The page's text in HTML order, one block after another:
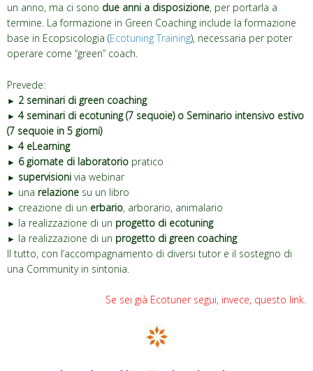
un anno, ma ci sono due anni a disposizione, per portarla a
termine. La formazione in Green Coaching include la formazione
base in Ecopsicologia (Ecotuning Training), necessaria per poter
operare come “green” coach.
Prevede:
► 2 seminari di green coaching
► 4 seminari di ecotuning (7 sequoie) o Seminario intensivo estivo
(7 sequoie in 5 giorni)
► 4 eLearning
► 6 giornate di laboratorio pratico
► supervisioni via webinar
► una relazione su un libro
► creazione di un erbario, arborario, animalario
► la realizzazione di un progetto di ecotuning
► la realizzazione di un progetto di green coaching
Il tutto, con l’accompagnamento di diversi tutor e il sostegno di
una Community in sintonia.
Se sei già Ecotuner segui, invece, questo link.